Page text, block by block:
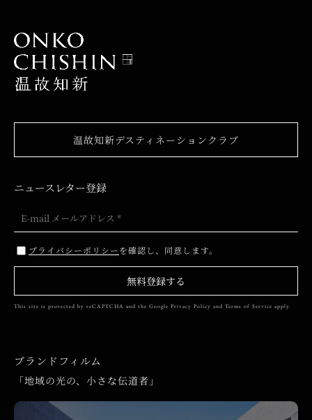
温故知新デスティネーションクラブ
ニュースレター登録
プライバシーポリシーを確認し、同意します。
無料登録する
This site is protected by reCAPTCHA and the Google Privacy Policy and Terms of Service apply.
ブランドフィルム
「地域の光の、小さな伝道者」